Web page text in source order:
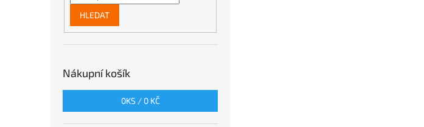
HLEDAT
Nákupní košík
0KS / 0 KČ